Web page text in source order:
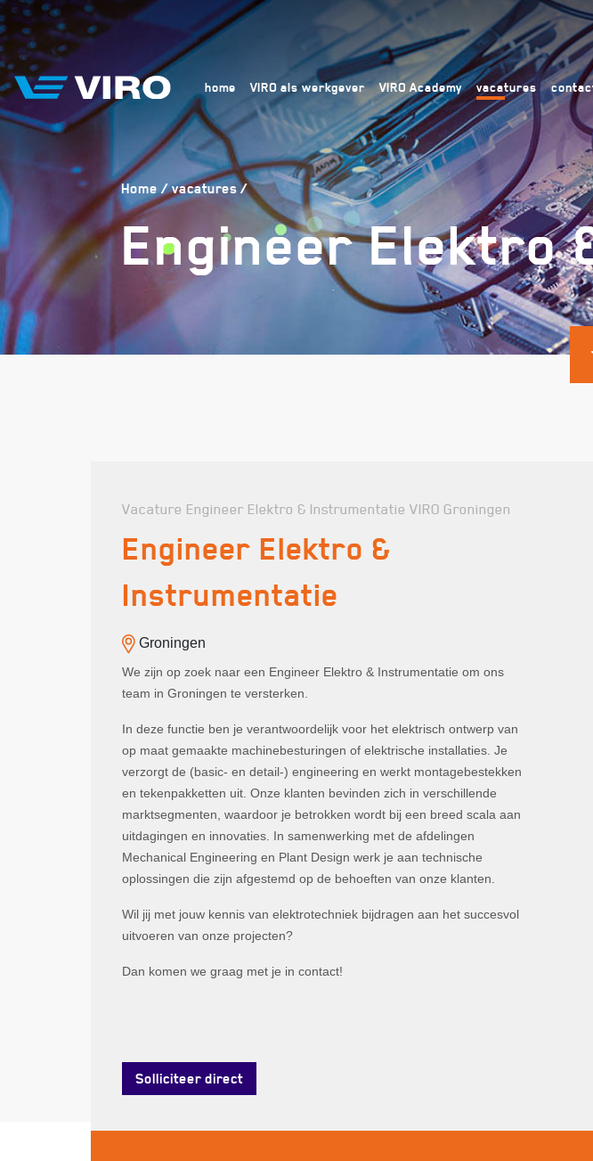
home VIRO als werkgever VIRO Academy vacatures
Home vacatures
Engineer Elektro
Vacature Engineer Elektro & Instrumentatie VIRO Groningen
Engineer Elektro &
Instrumentatie
Groningen
We zijn op zoek naar een Engineer Elektro & Instrumentatie om ons
team in Groningen te versterken.
In deze functie ben je verantwoordelijk voor het elektrisch ontwerp van
op maat gemaakte machinebesturingen of elektrische installaties. Je
verzorgt de (basic- en detail-) engineering en werkt montagebestekken
en tekenpakketten uit. Onze klanten bevinden zich in verschillende
marktsegmenten, waardoor je betrokken wordt bij een breed scala aan
uitdagingen en innovaties. In samenwerking met de afdelingen
Mechanical Engineering en Plant Design werk je aan technische
oplossingen die zijn afgestemd op de behoeften van onze klanten.
Wil jij met jouw kennis van elektrotechniek bijdragen aan het succesvol
uitvoeren van onze projecten?
Dan komen we graag met je in contact!
Solliciteer direct